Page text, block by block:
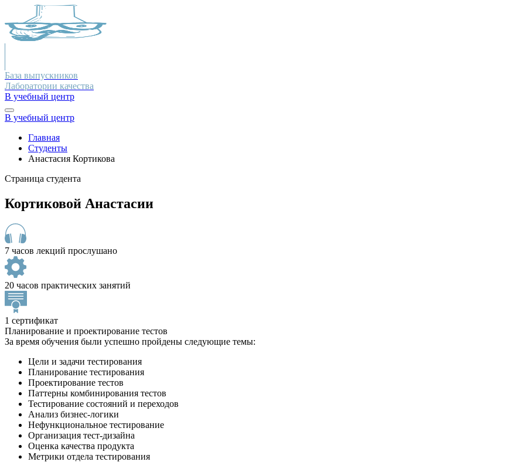
База выпускников
Лаборатории качества
В учебный центр
В учебный центр
Главная
Студенты
Анастасия Кортикова
Страница студента
Кортиковой Анастасии
7 часов лекций прослушано
20 часов практических занятий
1 сертификат
Планирование и проектирование тестов
За время обучения были успешно пройдены следующие темы:
Цели и задачи тестирования
Планирование тестирования
Проектирование тестов
Паттерны комбинирования тестов
Тестирование состояний и переходов
Анализ бизнес-логики
Нефункциональное тестирование
Организация тест-дизайна
Оценка качества продукта
Метрики отдела тестирования